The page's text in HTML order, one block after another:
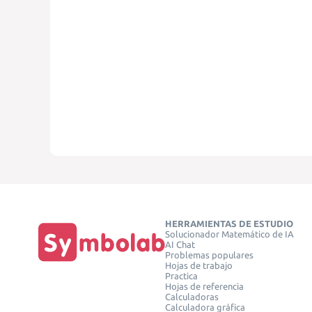
HERRAMIENTAS DE ESTUDIO
Solucionador Matemático de IA
AI Chat
Problemas populares
Hojas de trabajo
Practica
Hojas de referencia
Calculadoras
Calculadora gráfica